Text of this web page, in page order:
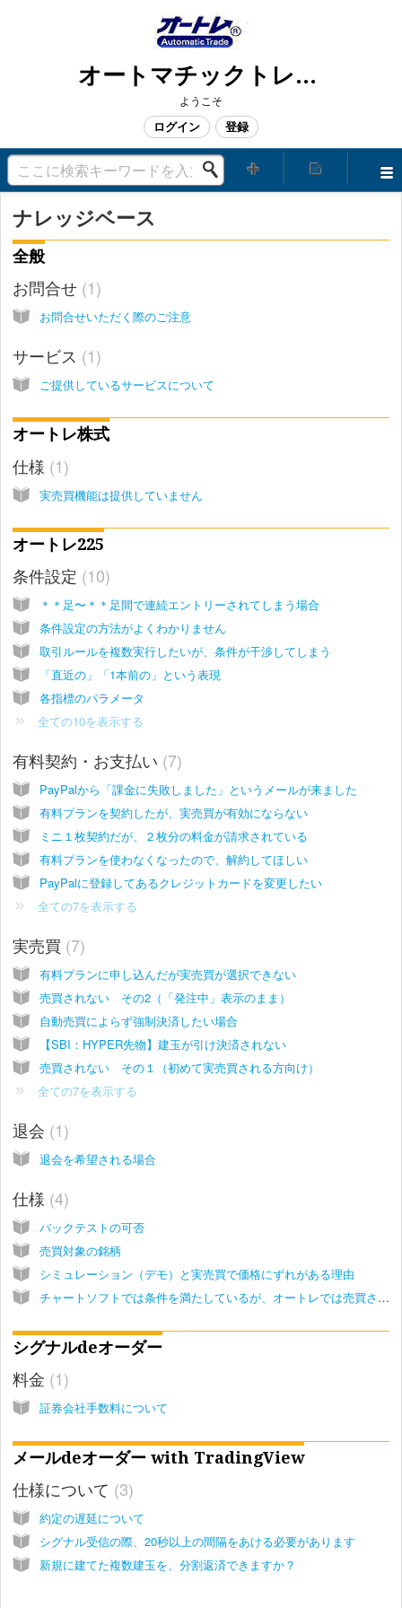
オートマチックトレード株式会社
ようこそ
ログイン 登録
ナレッジベース
全般
お問合せ 1
お問合せいただく際のご注意
サービス 1
ご提供しているサービスについて
オートレ株式
仕様 1
実売買機能は提供していません
オートレ225
条件設定 10
＊＊足〜＊＊足間で連続エントリーされてしまう場合
条件設定の方法がよくわかりません
取引ルールを複数実行したいが、条件が干渉してしまう
「直近の」「1本前の」という表現
各指標のパラメータ
全ての10を表示する
有料契約・お支払い 7
PayPalから「課金に失敗しました」というメールが来ました
有料プランを契約したが、実売買が有効にならない
ミニ１枚契約だが、２枚分の料金が請求されている
有料プランを使わなくなったので、解約してほしい
PayPalに登録してあるクレジットカードを変更したい
全ての7を表示する
実売買 7
有料プランに申し込んだが実売買が選択できない
売買されない その2（「発注中」表示のまま）
自動売買によらず強制決済したい場合
【SBI：HYPER先物】建玉が引け決済されない
売買されない その１（初めて実売買される方向け）
全ての7を表示する
退会 1
退会を希望される場合
仕様 4
バックテストの可否
売買対象の銘柄
シミュレーション（デモ）と実売買で価格にずれがある理由
チャートソフトでは条件を満たしているが、オートレでは売買されない
シグナルdeオーダー
料金 1
証券会社手数料について
メールdeオーダー with TradingView
仕様について 3
約定の遅延について
シグナル受信の際、20秒以上の間隔をあける必要があります
新規に建てた複数建玉を、分割返済できますか？